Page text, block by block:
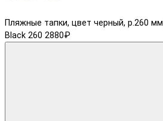
Пляжные тапки, цвет черный, р.260
Black 260 2880₽